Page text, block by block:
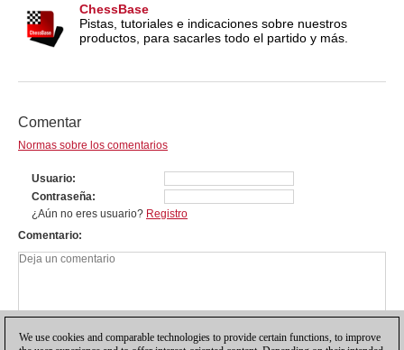
ChessBase
Pistas, tutoriales e indicaciones sobre nuestros
productos, para sacarles todo el partido y más.
Comentar
Normas sobre los comentarios
Usuario
Contraseña
¿Aún no eres usuario? Registro
Comentario
We use cookies and comparable technologies to provide certain functions, to improve